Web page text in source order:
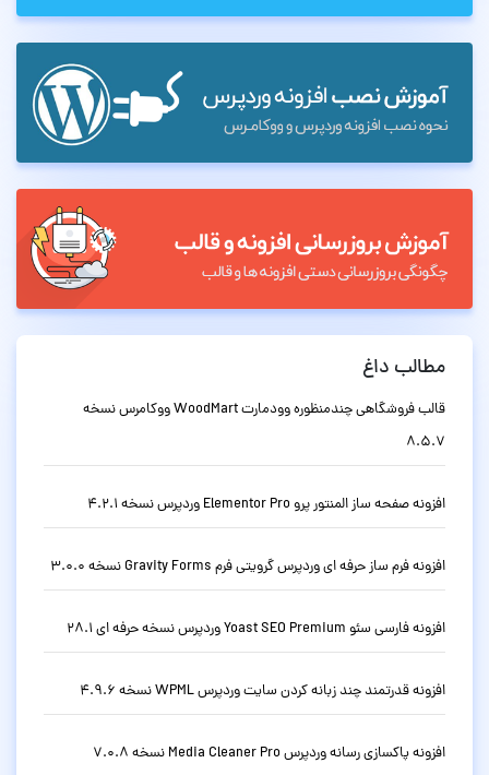
مطالب داغ
قالب فروشگاهی چندمنظوره وودمارت WoodMart ووکامرس نسخه
8.5.7
افزونه صفحه ساز المنتور پرو Elementor Pro وردپرس نسخه 4.2.1
افزونه فرم ساز حرفه ای وردپرس گرویتی فرم Gravity Forms نسخه 3.0.0
افزونه فارسی سئو Yoast SEO Premium وردپرس نسخه حرفه ای 28.1
افزونه قدرتمند چند زبانه کردن سایت وردپرس WPML نسخه 4.9.6
افزونه پاکسازی رسانه وردپرس Media Cleaner Pro نسخه 7.0.8